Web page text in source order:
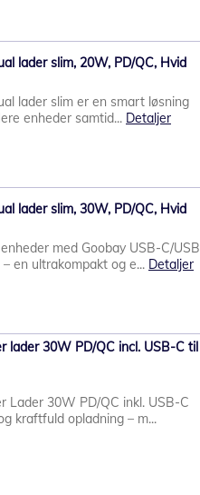
lader slim, 20W, PD/QC, Hvid
lader slim er en smart løsning
enheder samtid... Detaljer
lader slim, 30W, PD/QC, Hvid
med Goobay USB-C/USB
en ultrakompakt og e... Detaljer
lader 30W PD/QC incl. USB-C til
Lader 30W PD/QC inkl. USB-C
kraftfuld opladning – m...